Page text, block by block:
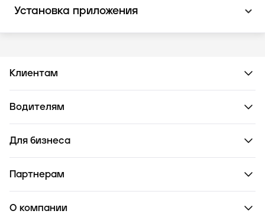
Установка приложения
Клиентам
Водителям
Для бизнеса
Партнерам
О компании